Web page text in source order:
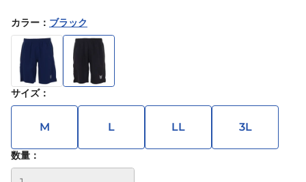
カラー ： ブラック
サイズ：
M L LL 3L
数量：